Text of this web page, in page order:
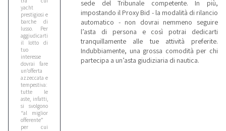
yacht
prestigiosi e
barche di
lusso. Per
aggiudicarti
il lotto di
tuo
interesse
dovrai fare
un’offerta
azzeccata e
tempestiva:
tutte le
aste, infatti,
si svolgono
“al miglior
offerente”
per cui
sede del Tribunale competente. In più,
impostando il Proxy Bid - la modalità di rilancio
automatico - non dovrai nemmeno seguire
l’asta di persona e così potrai dedicarti
tranquillamente alle tue attività preferite.
Indubbiamente, una grossa comodità per chi
partecipa a un’asta giudiziaria di nautica.